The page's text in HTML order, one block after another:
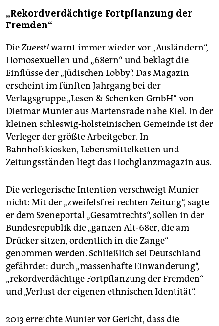
„Rekordverdächtige Fortpflanzung der
Fremden“
DieZuerst!warnt immer wieder vor „Ausländern“,
Homosexuellen und „68ern“ und beklagt die
Einflüsse der „jüdischen Lobby“. Das Magazin
erscheint im fünften Jahrgang bei der
Verlagsgruppe „Lesen & Schenken GmbH“ von
Dietmar Munier aus Martensrade nahe Kiel. In der
kleinen schleswig-holsteinischen Gemeinde ist der
Verleger der größte Arbeitgeber. In
Bahnhofskiosken, Lebensmittelketten und
Zeitungsständen liegt das Hochglanzmagazin aus.
Die verlegerische Intention verschweigt Munier
nicht: Mit der „zweifelsfrei rechten Zeitung“, sagte
er dem Szeneportal „Gesamtrechts“, sollen in der
Bundesrepublik die „ganzen Alt-68er, die am
Drücker sitzen, ordentlich in die Zange“
genommen werden. Schließlich sei Deutschland
gefährdet: durch „massenhafte Einwanderung“,
„rekordverdächtige Fortpflanzung der Fremden“
und „Verlust der eigenen ethnischen Identität“.
2013 erreichte Munier vor Gericht, dass die